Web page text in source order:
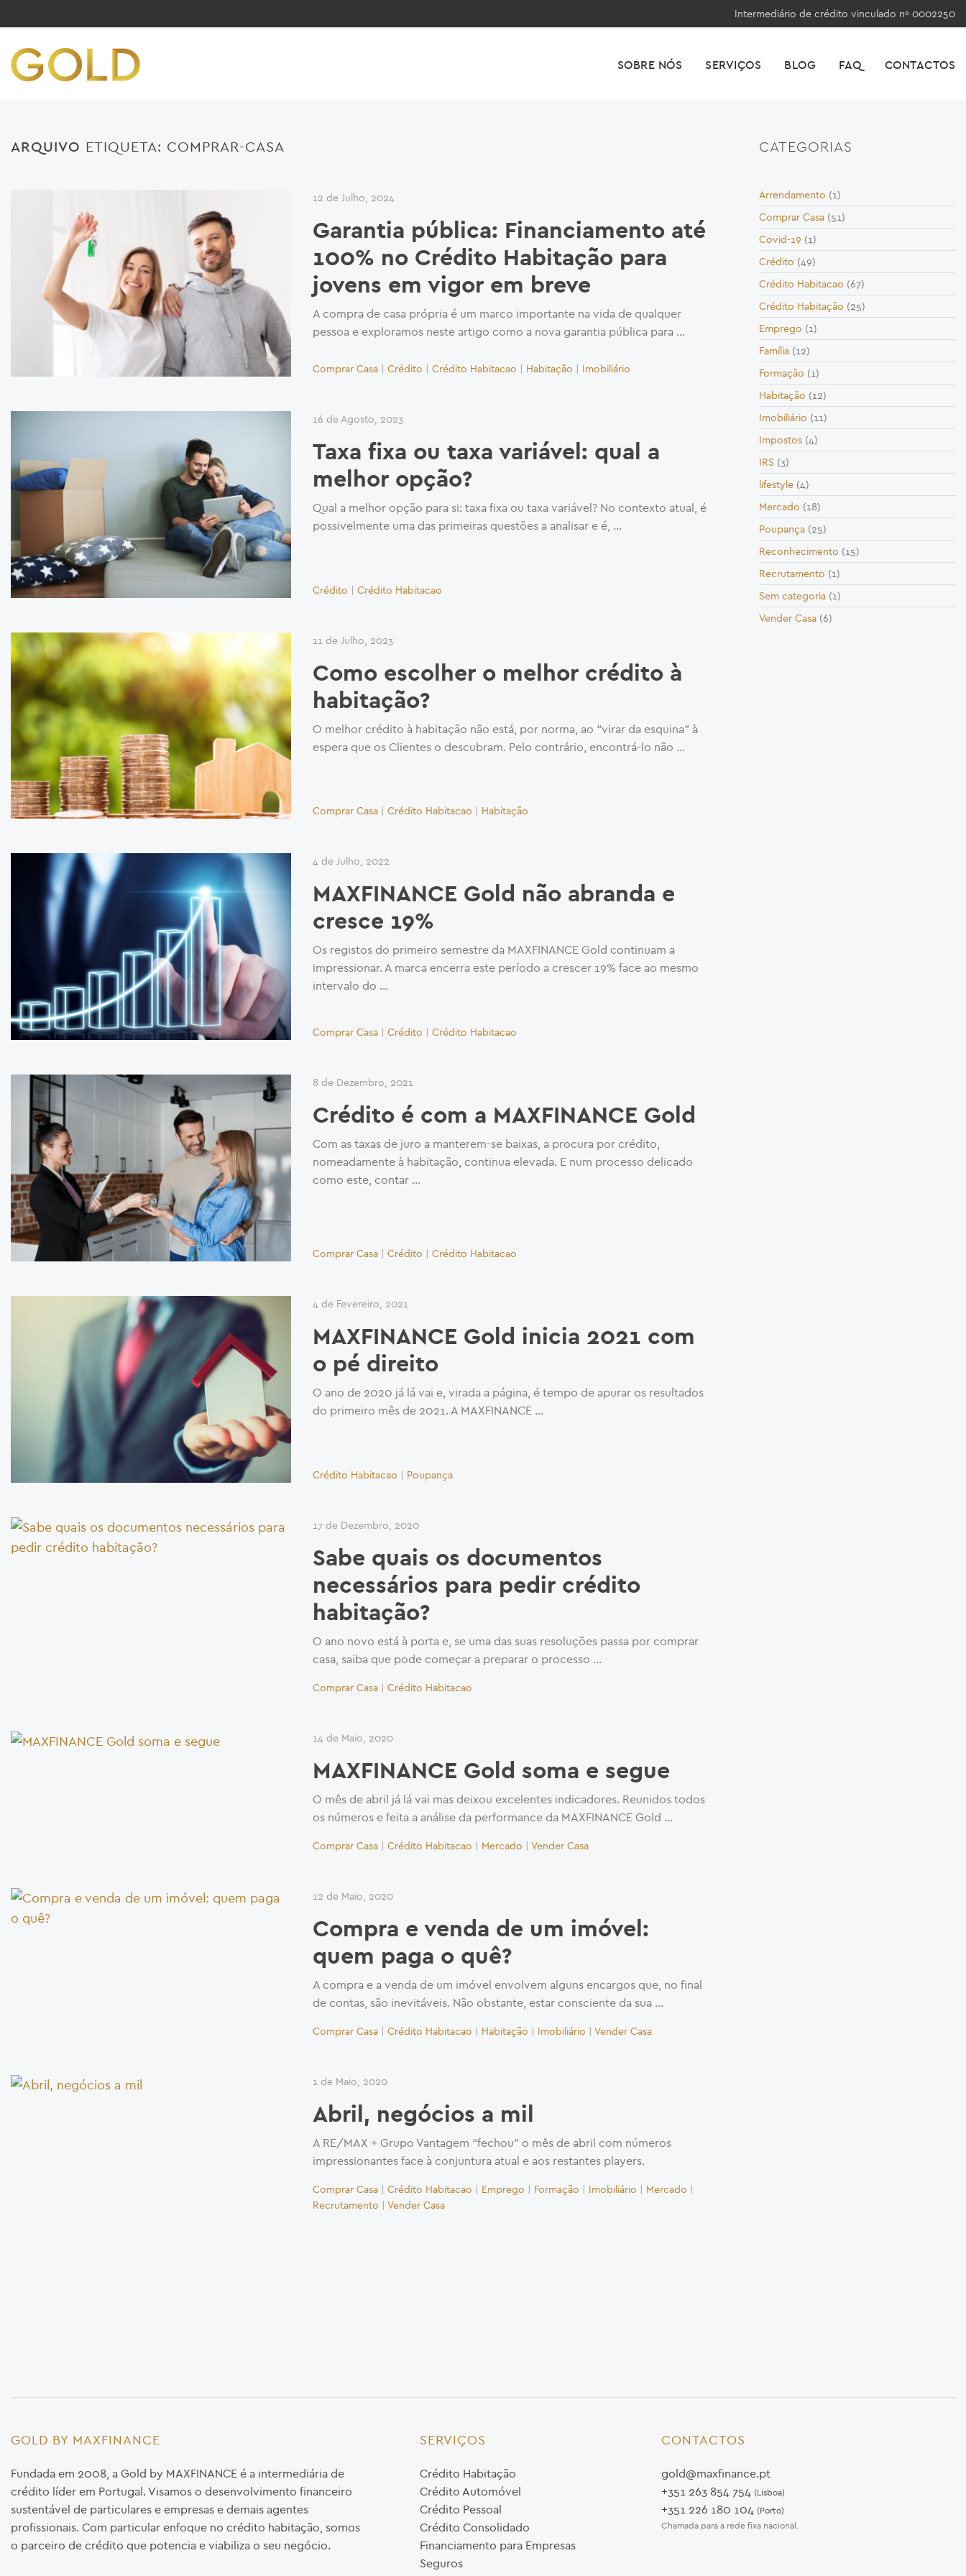
Intermediário de crédito vinculado nº 0002250
SOBRE NÓS SERVIÇOS BLOG FAQ CONTACTOS
ARQUIVO ETIQUETA: COMPRAR-CASA
12 de Julho, 2024
Garantia pública: Financiamento até
100% no Crédito Habitação para
jovens em vigor em breve
A compra de casa própria é um marco importante na vida de qualquer
pessoa e exploramos neste artigo como a nova garantia pública para …
Comprar Casa | Crédito | Crédito Habitacao | Habitação | Imobiliário
16 de Agosto, 2023
Taxa fixa ou taxa variável: qual a
melhor opção?
Qual a melhor opção para si: taxa fixa ou taxa variável? No contexto atual, é
possivelmente uma das primeiras questões a analisar e é, …
Crédito | Crédito Habitacao
11 de Julho, 2023
Como escolher o melhor crédito à
habitação?
O melhor crédito à habitação não está, por norma, ao “virar da esquina” à
espera que os Clientes o descubram. Pelo contrário, encontrá-lo não …
Comprar Casa Crédito Habitacao Habitação
4 de Julho, 2022
MAXFINANCE Gold não abranda e
cresce 19%
Os registos do primeiro semestre da MAXFINANCE Gold continuam a
impressionar. A marca encerra este período a crescer 19% face ao mesmo
intervalo do …
Comprar Casa Crédito Crédito Habitacao
8 de Dezembro, 2021
Crédito é com a MAXFINANCE Gold
Com as taxas de juro a manterem-se baixas, a procura por crédito,
nomeadamente à habitação, continua elevada. E num processo delicado
como este, contar …
Comprar Casa | Crédito | Crédito Habitacao
4 de Fevereiro, 2021
MAXFINANCE Gold inicia 2021 com
o pé direito
O ano de 2020 já lá vai e, virada a página, é tempo de apurar os resultados
do primeiro mês de 2021. A MAXFINANCE …
Crédito Habitacao | Poupança
17 de Dezembro, 2020
Sabe quais os documentos
necessários para pedir crédito
habitação?
O ano novo está à porta e, se uma das suas resoluções passa por comprar
casa, saiba que pode começar a preparar o processo …
Comprar Casa | Crédito Habitacao
14 de Maio, 2020
MAXFINANCE Gold soma e segue
O mês de abril já lá vai mas deixou excelentes indicadores. Reunidos todos
os números e feita a análise da performance da MAXFINANCE Gold …
Comprar Casa | Crédito Habitacao | Mercado | Vender Casa
12 de Maio, 2020
Compra e venda de um imóvel:
quem paga o quê?
A compra e a venda de um imóvel envolvem alguns encargos que, no final
de contas, são inevitáveis. Não obstante, estar consciente da sua …
Comprar Casa | Crédito Habitacao | Habitação | Imobiliário | Vender Casa
1 de Maio, 2020
Abril, negócios a mil
A RE/MAX + Grupo Vantagem “fechou” o mês de abril com números
impressionantes face à conjuntura atual e aos restantes players.
Comprar Casa | Crédito Habitacao | Emprego | Formação | Imobiliário | Mercado |
Recrutamento | Vender Casa
CATEGORIAS
Arrendamento (1)
Comprar Casa (51)
Covid-19 (1)
Crédito (49)
Crédito Habitacao (67)
Crédito Habitação (25)
Emprego (1)
Família (12)
Formação (1)
Habitação (12)
Imobiliário (11)
Impostos (4)
IRS (3)
lifestyle (4)
Mercado (18)
Poupança (25)
Reconhecimento (15)
Recrutamento (1)
Sem categoria (1)
Vender Casa (6)
GOLD BY MAXFINANCE
Fundada em 2008, a Gold by MAXFINANCE é a intermediária de
crédito líder em Portugal. Visamos o desenvolvimento financeiro
sustentável de particulares e empresas e demais agentes
profissionais. Com particular enfoque no crédito habitação, somos
o parceiro de crédito que potencia e viabiliza o seu negócio.
SERVIÇOS
Crédito Habitação
Crédito Automóvel
Crédito Pessoal
Crédito Consolidado
Financiamento para Empresas
Seguros
CONTACTOS
gold@maxfinance.pt
+351 263 854 754 (Lisboa)
+351 226 180 104 (Porto)
Chamada para a rede fixa nacional.